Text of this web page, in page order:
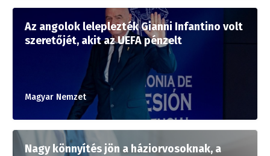
Az angolok leleplezték Gianni Infantino volt
szeretőjét, akit az UEFA pénzelt
Magyar Nemzet
Nagy könnyítés jön a háziorvosoknak, a